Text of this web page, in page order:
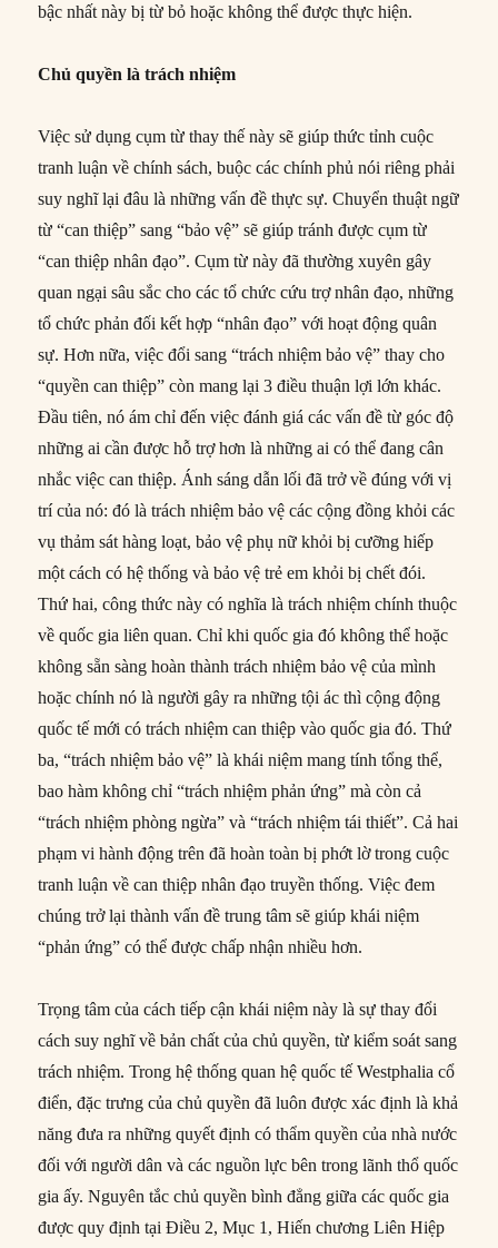
bậc nhất này bị từ bỏ hoặc không thể được thực hiện.
Chủ quyền là trách nhiệm
Việc sử dụng cụm từ thay thế này sẽ giúp thức tỉnh cuộc
tranh luận về chính sách, buộc các chính phủ nói riêng phải
suy nghĩ lại đâu là những vấn đề thực sự. Chuyển thuật ngữ
từ “can thiệp” sang “bảo vệ” sẽ giúp tránh được cụm từ
“can thiệp nhân đạo”. Cụm từ này đã thường xuyên gây
quan ngại sâu sắc cho các tổ chức cứu trợ nhân đạo, những
tổ chức phản đối kết hợp “nhân đạo” với hoạt động quân
sự. Hơn nữa, việc đổi sang “trách nhiệm bảo vệ” thay cho
“quyền can thiệp” còn mang lại 3 điều thuận lợi lớn khác.
Đầu tiên, nó ám chỉ đến việc đánh giá các vấn đề từ góc độ
những ai cần được hỗ trợ hơn là những ai có thể đang cân
nhắc việc can thiệp. Ánh sáng dẫn lối đã trở về đúng với vị
trí của nó: đó là trách nhiệm bảo vệ các cộng đồng khỏi các
vụ thảm sát hàng loạt, bảo vệ phụ nữ khỏi bị cưỡng hiếp
một cách có hệ thống và bảo vệ trẻ em khỏi bị chết đói.
Thứ hai, công thức này có nghĩa là trách nhiệm chính thuộc
về quốc gia liên quan. Chỉ khi quốc gia đó không thể hoặc
không sẵn sàng hoàn thành trách nhiệm bảo vệ của mình
hoặc chính nó là người gây ra những tội ác thì cộng động
quốc tế mới có trách nhiệm can thiệp vào quốc gia đó. Thứ
ba, “trách nhiệm bảo vệ” là khái niệm mang tính tổng thể,
bao hàm không chỉ “trách nhiệm phản ứng” mà còn cả
“trách nhiệm phòng ngừa” và “trách nhiệm tái thiết”. Cả hai
phạm vi hành động trên đã hoàn toàn bị phớt lờ trong cuộc
tranh luận về can thiệp nhân đạo truyền thống. Việc đem
chúng trở lại thành vấn đề trung tâm sẽ giúp khái niệm
“phản ứng” có thể được chấp nhận nhiều hơn.
Trọng tâm của cách tiếp cận khái niệm này là sự thay đổi
cách suy nghĩ về bản chất của chủ quyền, từ kiểm soát sang
trách nhiệm. Trong hệ thống quan hệ quốc tế Westphalia cổ
điển, đặc trưng của chủ quyền đã luôn được xác định là khả
năng đưa ra những quyết định có thẩm quyền của nhà nước
đối với người dân và các nguồn lực bên trong lãnh thổ quốc
gia ấy. Nguyên tắc chủ quyền bình đẳng giữa các quốc gia
được quy định tại Điều 2, Mục 1, Hiến chương Liên Hiệp